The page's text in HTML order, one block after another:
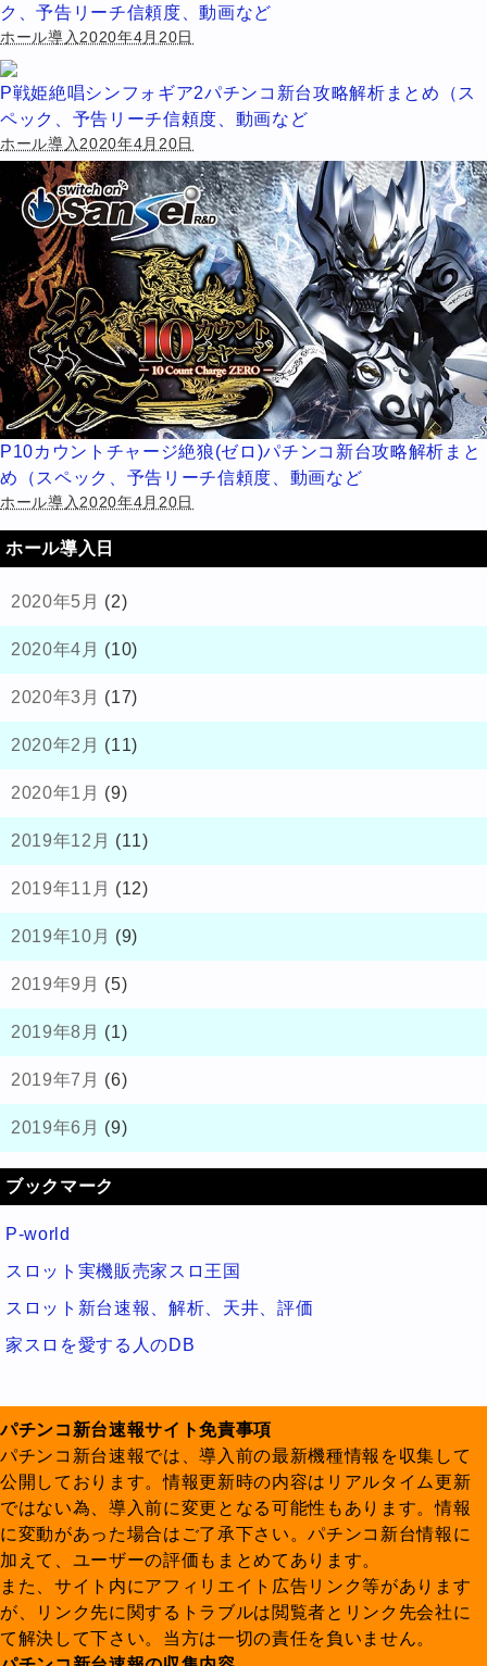
ク、予告リーチ信頼度、動画など
ホール導入2020年4月20日
P戦姫絶唱シンフォギア2パチンコ新台攻略解析まとめ（ス
ペック、予告リーチ信頼度、動画など
ホール導入2020年4月20日
P10カウントチャージ絶狼(ゼロ)パチンコ新台攻略解析まと
め（スペック、予告リーチ信頼度、動画など
ホール導入2020年4月20日
ホール導入日
2020年5月 (2)
2020年4月 (10)
2020年3月 (17)
2020年2月 (11)
2020年1月 (9)
2019年12月 (11)
2019年11月 (12)
2019年10月 (9)
2019年9月 (5)
2019年8月 (1)
2019年7月 (6)
2019年6月 (9)
ブックマーク
P-world
スロット実機販売家スロ王国
スロット新台速報、解析、天井、評価
家スロを愛する人のDB
パチンコ新台速報サイト免責事項
パチンコ新台速報では、導入前の最新機種情報を収集して
公開しております。情報更新時の内容はリアルタイム更新
ではない為、導入前に変更となる可能性もあります。情報
に変動があった場合はご了承下さい。パチンコ新台情報に
加えて、ユーザーの評価もまとめてあります。
また、サイト内にアフィリエイト広告リンク等があります
が、リンク先に関するトラブルは閲覧者とリンク先会社に
て解決して下さい。当方は一切の責任を負いません。